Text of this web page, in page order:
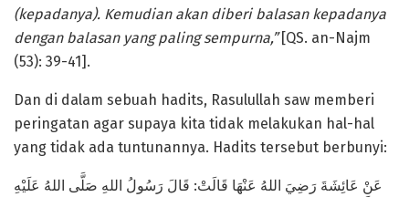
(kepadanya). Kemudian akan diberi balasan kepadanya
dengan balasan yang paling sempurna,”[QS. an-Najm
(53): 39-41].
Dan di dalam sebuah hadits, Rasulullah saw memberi
peringatan agar supaya kita tidak melakukan hal-hal
yang tidak ada tuntunannya. Hadits tersebut berbunyi:
عَنْ عَائِشَةَ رَضِيَ اللهُ عَنْهَا قَالَتْ: قَالَ رَسُولُ اللهِ صَلَّى اللهُ عَلَيْهِ